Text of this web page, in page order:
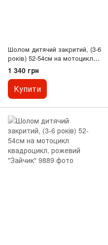
Шолом дитячий закритий, (3-6
років) 52-54см на мотоцикл
квадроцикл, сірий
1 340 грн
Купити